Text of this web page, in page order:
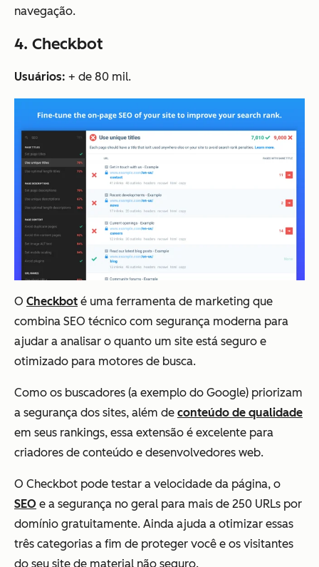
navegação.
4. Checkbot
Usuários: + de 80 mil.
O Checkbot é uma ferramenta de marketing que
combina SEO técnico com segurança moderna para
ajudar a analisar o quanto um site está seguro e
otimizado para motores de busca.
Como os buscadores (a exemplo do Google) priorizam
a segurança dos sites, além de conteúdo de qualidade
em seus rankings, essa extensão é excelente para
criadores de conteúdo e desenvolvedores web.
O Checkbot pode testar a velocidade da página, o
SEO e a segurança no geral para mais de 250 URLs por
domínio gratuitamente. Ainda ajuda a otimizar essas
três categorias a fim de proteger você e os visitantes
do seu site de material não seguro.